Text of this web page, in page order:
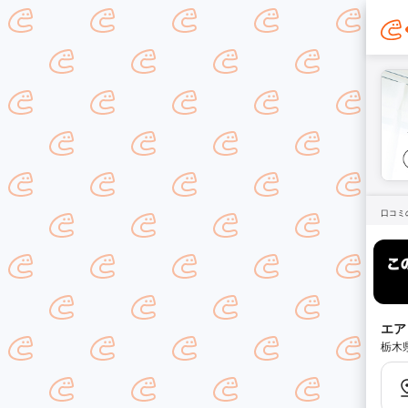
口コミ
エ
栃木